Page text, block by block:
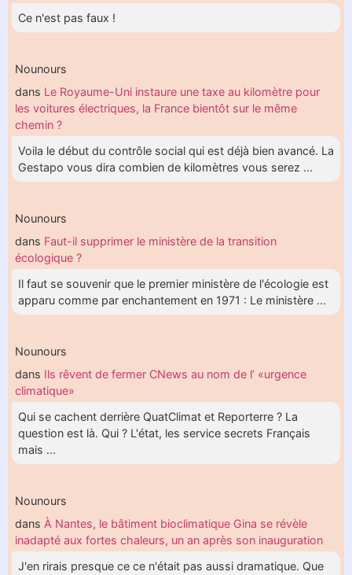
Ce n'est pas faux !
Nounours
dans Le Royaume-Uni instaure une taxe au kilomètre pour
les voitures électriques, la France bientôt sur le même
chemin ?
Voila le début du contrôle social qui est déjà bien avancé. La
Gestapo vous dira combien de kilomètres vous serez ...
Nounours
dans Faut-il supprimer le ministère de la transition
écologique ?
Il faut se souvenir que le premier ministère de l'écologie est
apparu comme par enchantement en 1971 : Le ministère ...
Nounours
dans Ils rêvent de fermer CNews au nom de l’ «urgence
climatique»
Qui se cachent derrière QuatClimat et Reporterre ? La
question est là. Qui ? L'état, les service secrets Français
mais ...
Nounours
dans À Nantes, le bâtiment bioclimatique Gina se révèle
inadapté aux fortes chaleurs, un an après son inauguration
J'en rirais presque ce ce n'était pas aussi dramatique. Que